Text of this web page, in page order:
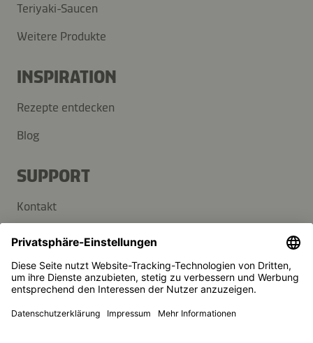
Teriyaki-Saucen
Weitere Produkte
INSPIRATION
Rezepte entdecken
Blog
SUPPORT
Kontakt
FAQ
Presse
Kikkoman ist ein eingetragenes Warenzeichen der Kikkoman